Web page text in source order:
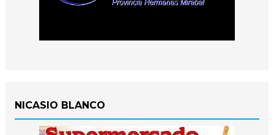
NICASIO BLANCO